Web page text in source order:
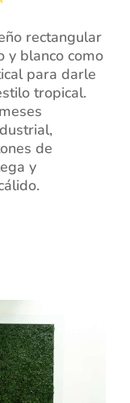
rectangular
y blanco como
para darle
tropical.
de
y